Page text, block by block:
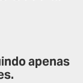
apenas